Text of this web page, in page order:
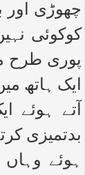
چھوڑی اور
کوکوئی
پوری طرح
ایک ہاتھ
آتے ہوئے
بدتمیزی
ہوئے